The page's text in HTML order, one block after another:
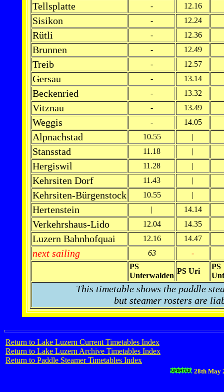
Tellsplatte - 12.16
Sisikon - 12.24
Rütli - 12.36
Brunnen - 12.49
Treib - 12.57
Gersau - 13.14
Beckenried - 13.32
Vitznau - 13.49
Weggis - 14.05
Alpnachstad 10.55 |
Stansstad 11.18 |
Hergiswil 11.28 |
Kehrsiten Dorf 11.43 |
Kehrsiten-Bürgenstock 10.55 |
Hertenstein | 14.14
Verkehrshaus-Lido 12.04 14.35
Luzern Bahnhofquai 12.16 14.47
next sailing 63
-
PS
Unterwalden
PS Uri
PS
This timetable shows the paddle
but steamer rosters are
Return to Lake Luzern Current Timetables Index
Return to Lake Luzern Archive Timetables Index
Return to Paddle Steamer Timetables Index
28th May